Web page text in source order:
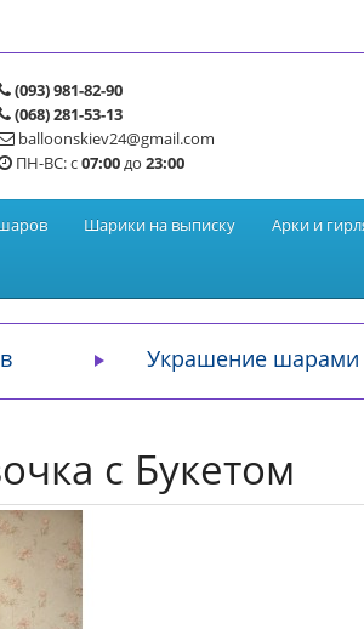
(093) 981-82-90
(068) 281-53-13
balloonskiev24@gmail.com
ПН-ВС: с07:00до 23:00
Шарики на выписку Арки и
Украшение шарами
с Букетом